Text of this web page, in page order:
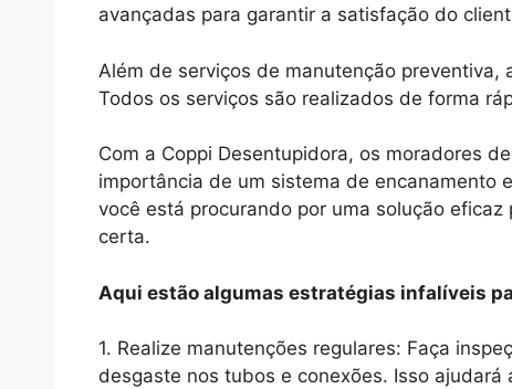
avançadas para garantir a satisfação do
Além de serviços de manutenção preventiva,
Todos os serviços são realizados de forma
Com a Coppi Desentupidora, os moradores de
importância de um sistema de encanamento
você está procurando por uma solução
certa.
Aqui estão algumas estratégias infalíveis
1. Realize manutenções regulares: Faça
desgaste nos tubos e conexões. Isso